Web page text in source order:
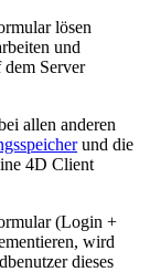
lösen
und
dem Server
allen anderen
und die
4D Client
(Login +
wird
dieses